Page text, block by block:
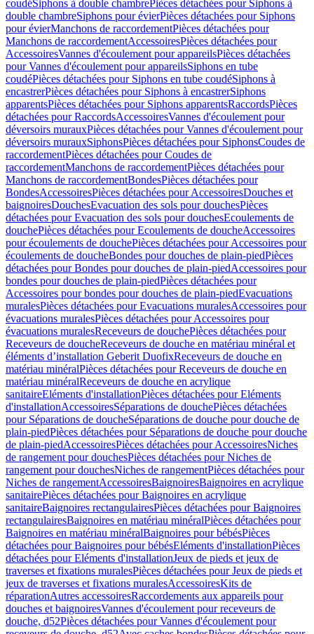
coudéSiphons à double chambrePièces détachées pour Siphons à
double chambreSiphons pour évierPièces détachées pour Siphons
pour évierManchons de raccordementPièces détachées pour
Manchons de raccordementAccessoiresPièces détachées pour
AccessoiresVannes d'écoulement pour appareilsPièces détachées
pour Vannes d'écoulement pour appareilsSiphons en tube
coudéPièces détachées pour Siphons en tube coudéSiphons à
encastrerPièces détachées pour Siphons à encastrerSiphons
apparentsPièces détachées pour Siphons apparentsRaccordsPièces
détachées pour RaccordsAccessoiresVannes d'écoulement pour
déversoirs murauxPièces détachées pour Vannes d'écoulement pour
déversoirs murauxSiphonsPièces détachées pour SiphonsCoudes de
raccordementPièces détachées pour Coudes de
raccordementManchons de raccordementPièces détachées pour
Manchons de raccordementBondesPièces détachées pour
BondesAccessoiresPièces détachées pour AccessoiresDouches et
baignoiresDouchesEvacuation des sols pour douchesPièces
détachées pour Evacuation des sols pour douchesEcoulements de
douchePièces détachées pour Ecoulements de doucheAccessoires
pour écoulements de douchePièces détachées pour Accessoires pour
écoulements de doucheBondes pour douches de plain-piedPièces
détachées pour Bondes pour douches de plain-piedAccessoires pour
bondes pour douches de plain-piedPièces détachées pour
Accessoires pour bondes pour douches de plain-piedEvacuations
muralesPièces détachées pour Evacuations muralesAccessoires pour
évacuations muralesPièces détachées pour Accessoires pour
évacuations muralesReceveurs de douchePièces détachées pour
Receveurs de doucheReceveurs de douche en matériau minéral et
éléments d’installation Geberit DuofixReceveurs de douche en
matériau minéralPièces détachées pour Receveurs de douche en
matériau minéralReceveurs de douche en acrylique
sanitaireEléments d'installationPièces détachées pour Eléments
d'installationAccessoiresSéparations de douchePièces détachées
pour Séparations de doucheSéparations de douche pour douche de
plain-piedPièces détachées pour Séparations de douche pour douche
de plain-piedAccessoiresPièces détachées pour AccessoiresNiches
de rangement pour douchesPièces détachées pour Niches de
rangement pour douchesNiches de rangementPièces détachées pour
Niches de rangementAccessoiresBaignoiresBaignoires en acrylique
sanitairePièces détachées pour Baignoires en acrylique
sanitaireBaignoires rectangulairesPièces détachées pour Baignoires
rectangulairesBaignoires en matériau minéralPièces détachées pour
Baignoires en matériau minéralBaignoires pour bébésPièces
détachées pour Baignoires pour bébésEléments d'installationPièces
détachées pour Eléments d'installationJeux de pieds et jeux de
traverses et fixations muralesPièces détachées pour Jeux de pieds et
jeux de traverses et fixations muralesAccessoiresKits de
réparationAutres accessoiresRaccordements aux appareils pour
douches et baignoiresVannes d'écoulement pour receveurs de
douche, d52Pièces détachées pour Vannes d'écoulement pour